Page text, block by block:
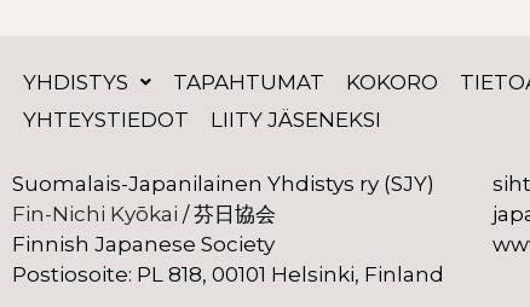
YHDISTYS TAPAHTUMAT KOKORO
YHTEYSTIEDOT
LIITY JÄSENEKSI
Suomalais-Japanilainen Yhdistys ry (SJY)
Fin-Nichi Kyōkai / 芬日協会
Finnish Japanese Society
Postiosoite: PL 818, 00101 Helsinki, Finland